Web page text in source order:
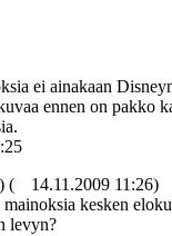
ei ainakaan
ennen on pakko
(
14.11.2009 11:26)
mainoksia kesken
levyn?